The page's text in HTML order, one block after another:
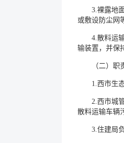
3.裸露地
或敷设防尘网
4.散料运
输装置，并保
（二）职
1.西市生
2.西市城
散料运输车辆
3.住建局